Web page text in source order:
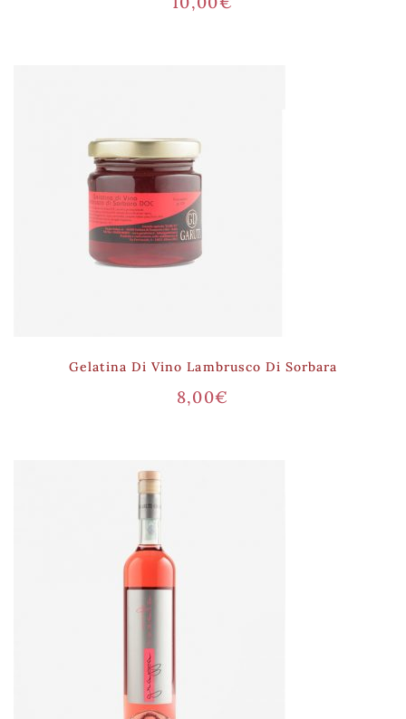
Gelatina Di Vino Lambrusco Di Sorbara
8,00€